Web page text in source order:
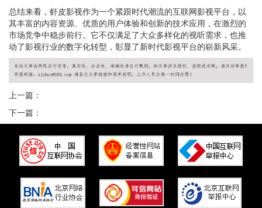
总结来看，虾皮影视作为一个紧跟时代潮流的互联网影视平台，以
其丰富的内容资源、优质的用户体验和创新的技术应用，在激烈的
市场竞争中稳步前行。它不仅满足了大众多样化的视听需求，也推
动了影视行业的数字化转型，彰显了新时代影视平台的崭新风采。
上一篇：
下一篇：